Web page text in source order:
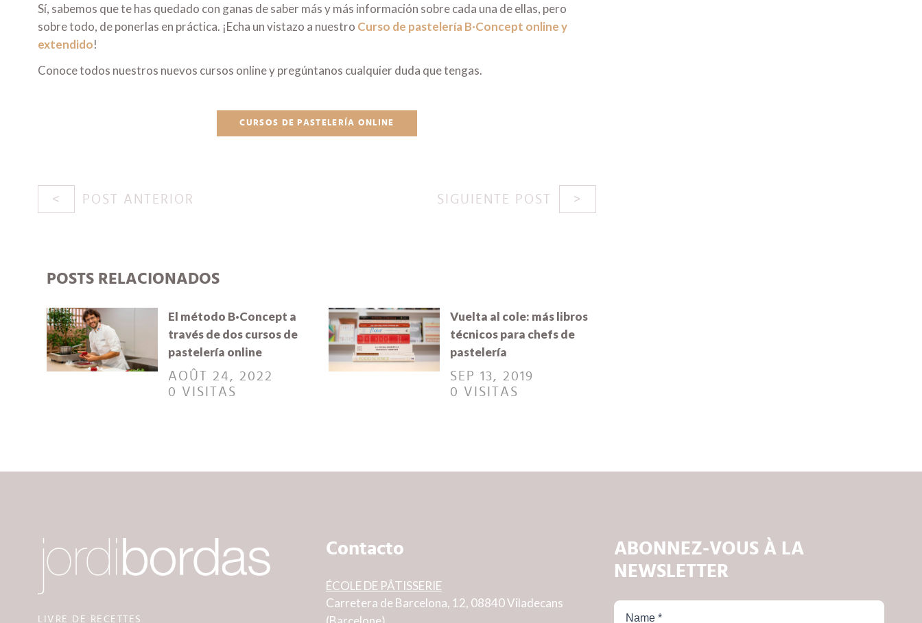
Sí, sabemos que te has quedado con ganas de saber más y más información sobre cada una de ellas, pero
sobre todo, de ponerlas en práctica. ¡Echa un vistazo a nuestro Curso de pastelería B·Concept online y
extendido!
Conoce todos nuestros nuevos cursos online y pregúntanos cualquier duda que tengas.
CURSOS DE PASTELERÍA ONLINE
POST ANTERIOR SIGUIENTE POST
POSTS RELACIONADOS
El método B·Concept a
través de dos cursos de
pastelería online
AOÛT 24, 2022
0 VISITAS
Vuelta al cole: más libros
técnicos para chefs de
pastelería
SEP 13, 2019
0 VISITAS
LIVRE DE RECETTES
Contacto
ÉCOLE DE PÂTISSERIE
Carretera de Barcelona, 12, 08840 Viladecans
ABONNEZ-VOUS À LA
NEWSLETTER